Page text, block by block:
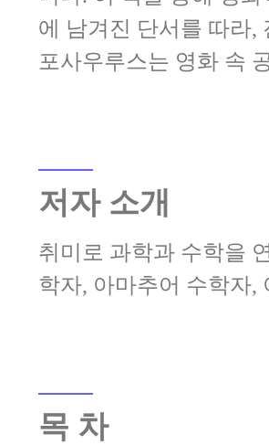
에 남겨진 단서를 따라,
저자 소개
취미로 과학과 수학을
목 차